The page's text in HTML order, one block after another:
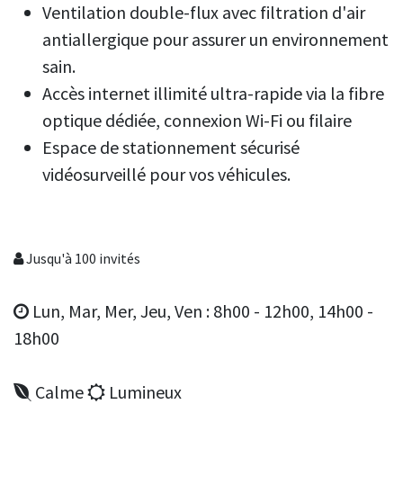
Ventilation double-flux avec filtration d'air
antiallergique pour assurer un environnement
sain.
Accès internet illimité ultra-rapide via la fibre
optique dédiée, connexion Wi-Fi ou filaire
Espace de stationnement sécurisé
vidéosurveillé pour vos véhicules.
Jusqu'à 100 invités
Lun, Mar, Mer, Jeu, Ven : 8h00 - 12h00, 14h00 -
18h00
Calme Lumineux